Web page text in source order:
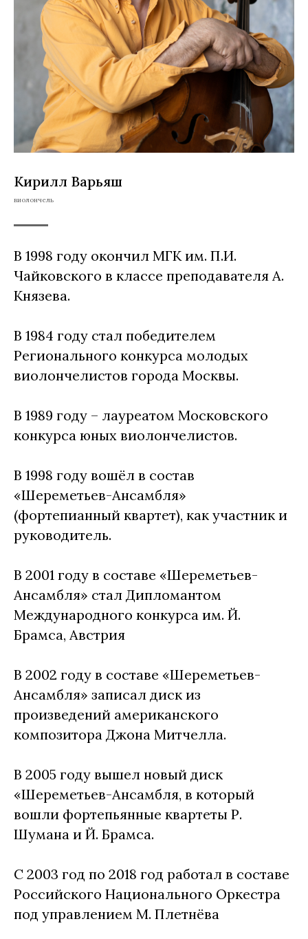
Кирилл Варьяш
виолончель
В 1998 году окончил МГК им. П.И.
Чайковского в классе преподавателя А.
Князева.
В 1984 году стал победителем
Регионального конкурса молодых
виолончелистов города Москвы.
В 1989 году – лауреатом Московского
конкурса юных виолончелистов.
В 1998 году вошёл в состав
«Шереметьев-Ансамбля»
(фортепианный квартет), как участник и
руководитель.
В 2001 году в составе «Шереметьев-
Ансамбля» стал Дипломантом
Международного конкурса им. Й.
Брамса, Австрия
В 2002 году в составе «Шереметьев-
Ансамбля» записал диск из
произведений американского
композитора Джона Митчелла.
В 2005 году вышел новый диск
«Шереметьев-Ансамбля, в который
вошли фортепьянные квартеты Р.
Шумана и Й. Брамса.
С 2003 год по 2018 год работал в составе
Российского Национального Оркестра
под управлением М. Плетнёва